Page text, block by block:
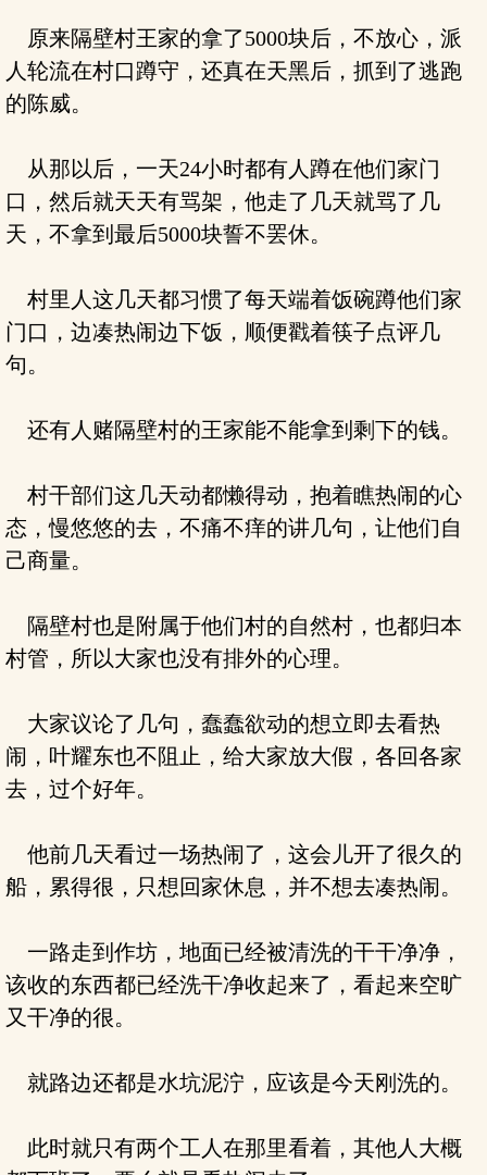
原来隔壁村王家的拿了5000块后，不放心，派
人轮流在村口蹲守，还真在天黑后，抓到了逃跑
的陈威。
从那以后，一天24小时都有人蹲在他们家门
口，然后就天天有骂架，他走了几天就骂了几
天，不拿到最后5000块誓不罢休。
村里人这几天都习惯了每天端着饭碗蹲他们家
门口，边凑热闹边下饭，顺便戳着筷子点评几
句。
还有人赌隔壁村的王家能不能拿到剩下的钱。
村干部们这几天动都懒得动，抱着瞧热闹的心
态，慢悠悠的去，不痛不痒的讲几句，让他们自
己商量。
隔壁村也是附属于他们村的自然村，也都归本
村管，所以大家也没有排外的心理。
大家议论了几句，蠢蠢欲动的想立即去看热
闹，叶耀东也不阻止，给大家放大假，各回各家
去，过个好年。
他前几天看过一场热闹了，这会儿开了很久的
船，累得很，只想回家休息，并不想去凑热闹。
一路走到作坊，地面已经被清洗的干干净净，
该收的东西都已经洗干净收起来了，看起来空旷
又干净的很。
就路边还都是水坑泥泞，应该是今天刚洗的。
此时就只有两个工人在那里看着，其他人大概